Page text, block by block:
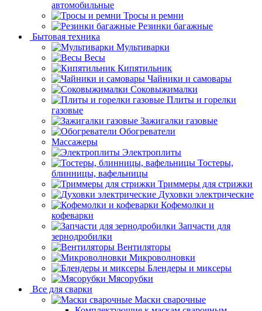
автомобильные
Тросы и ремни
Резинки багажные
Бытовая техника
Мультиварки
Весы
Кипятильник
Чайники и самовары
Соковыжималки
Плиты и горелки
газовые
Зажигалки газовые
Обогреватели
Массажеры
Электроплиты
Тостеры,
блинницы, вафельницы
Триммеры для стрижки
Духовки электрические
Кофемолки и
кофеварки
Запчасти для
зернодробилки
Вентиляторы
Микроволновки
Блендеры и миксеры
Мясорубки
Все для сварки
Маски сварочные